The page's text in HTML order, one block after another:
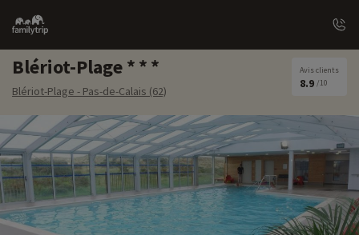
Family
trip
Blériot-Plage
Blériot-Plage - Pas-de-Calais (62)
Avis clients
8.9 /10